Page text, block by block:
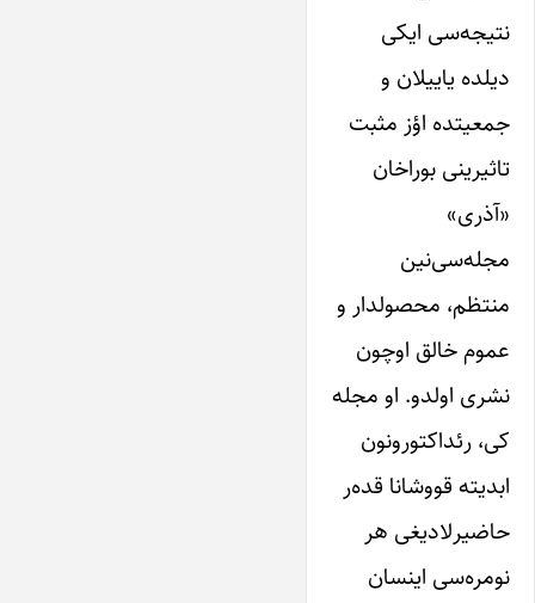
نتیجه‌سی ایکی
دیلده یاییلان و
جمعیتده اؤز مثبت
تاثیرینی بوراخان
«آذری»
مجله‌سی‌نین
منتظم، محصولدار و
عموم خالق اوچون
نشری اولدو. او مجله
کی، رئداکتورونون
ابدیته قووشانا قده‌ر
حاضیرلادیغی هر
نومره‌سی اینسان